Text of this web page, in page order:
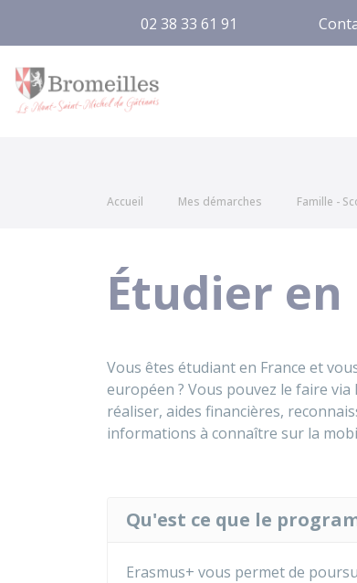
02 38 33 61 91
Accueil Mes démarches Famille -
Étudier en
Vous êtes étudiant en France et
européen ? Vous pouvez le faire
réaliser, aides financières,
informations à connaître sur la
Qu'est ce que le
Erasmus+ vous permet de